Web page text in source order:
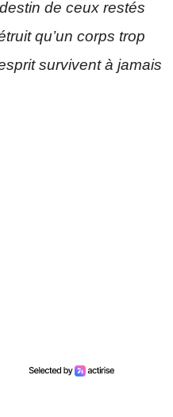
de ceux restés
qu’un corps trop
survivent à jamais